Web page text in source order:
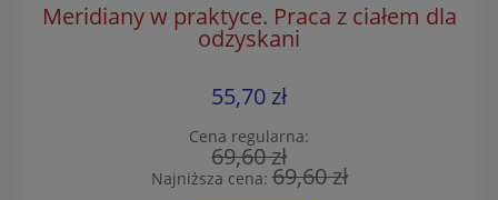
Meridiany w praktyce. Praca z ciałem dla
odzyskani
55,70 zł
Cena regularna:
69,60 zł
Najniższa cena:69,60 zł